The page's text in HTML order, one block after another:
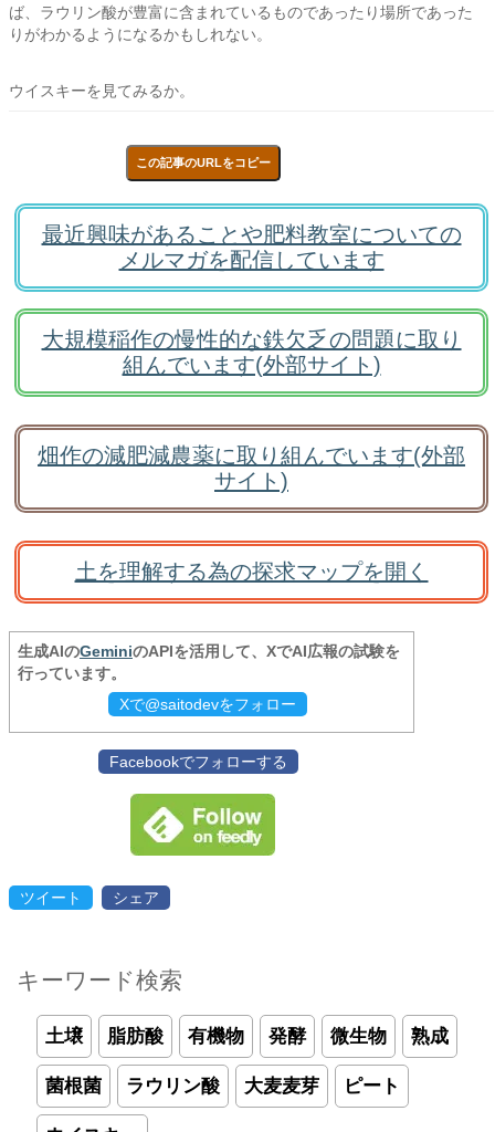
ば、ラウリン酸が豊富に含まれているものであったり場所であった
りがわかるようになるかもしれない。
ウイスキーを見てみるか。
この記事のURLをコピー
最近興味があることや肥料教室についての
メルマガを配信しています
大規模稲作の慢性的な鉄欠乏の問題に取り
組んでいます(外部サイト)
畑作の減肥減農薬に取り組んでいます(外部
サイト)
土を理解する為の探求マップを開く
生成AIのGeminiのAPIを活用して、XでAI広報の試験を
行っています。
Xで@saitodevをフォロー
Facebookでフォローする
ツイート シェア
キーワード検索
土壌 脂肪酸 有機物 発酵 微生物 熟成
菌根菌 ラウリン酸 大麦麦芽 ピート